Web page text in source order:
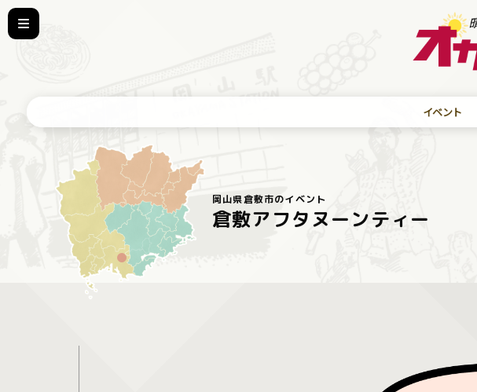
イベント
岡山県倉敷市のイベント
倉敷アフタヌーンティー